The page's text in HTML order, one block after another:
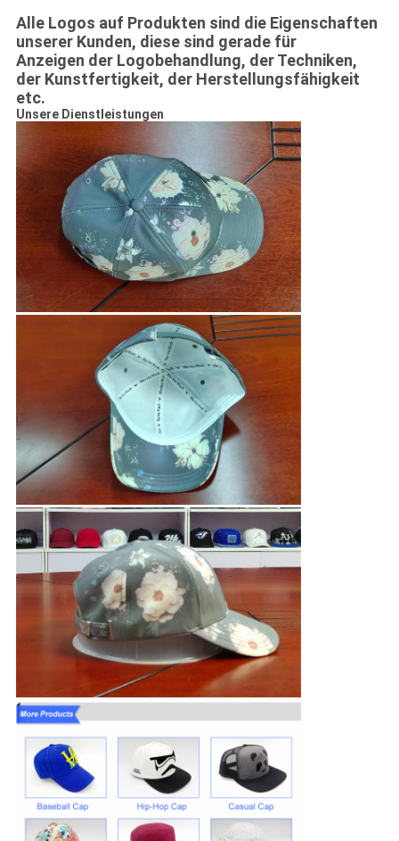
Alle Logos auf Produkten sind die Eigenschaften
unserer Kunden, diese sind gerade für
Anzeigen der Logobehandlung, der Techniken,
der Kunstfertigkeit, der Herstellungsfähigkeit
etc.
Unsere Dienstleistungen